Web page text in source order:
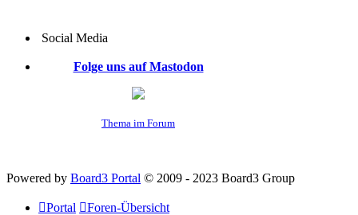
Social Media
Folge uns auf Mastodon
Thema im Forum
Powered by Board3 Portal © 2009 - 2023 Board3 Group
Portal
Foren-Übersicht